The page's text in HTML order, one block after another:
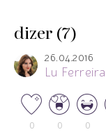
dizer (7)
26.04.2016
Lu Ferreira
0 0 0